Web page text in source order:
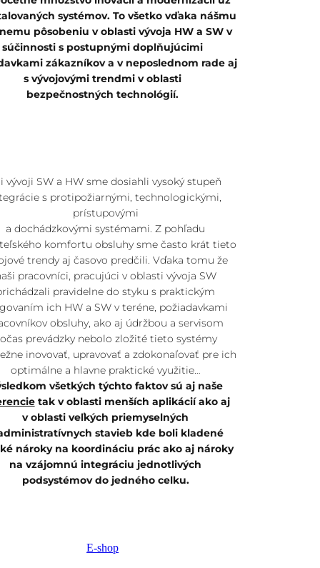
systémov. To všetko vďaka nášmu
pôsobeniu v oblasti vývoja HW a SW v
súčinnosti s postupnými doplňujúcimi
zákazníkov a v neposlednom rade aj
s vývojovými trendmi v oblasti
bezpečnostných technológií.
vývoji SW a HW sme dosiahli vysoký stupeň
s protipožiarnými, technologickými,
prístupovými
a dochádzkovými systémami. Z pohľadu
komfortu obsluhy sme často krát tieto
trendy aj časovo predčili. Vďaka tomu že
pracovníci, pracujúci v oblasti vývoja SW
pravidelne do styku s praktickým
ich HW a SW v teréne, požiadavkami
obsluhy, ako aj údržbou a servisom
prevádzky nebolo zložité tieto systémy
inovovať, upravovať a zdokonaľovať pre ich
optimálne a hlavne praktické využitie…
všetkých týchto faktov sú aj naše
tak v oblasti menších aplikácií ako aj
v oblasti veľkých priemyselných
stavieb kde boli kladené
nároky na koordináciu prác ako aj nároky
na vzájomnú integráciu jednotlivých
podsystémov do jedného celku.
E-shop